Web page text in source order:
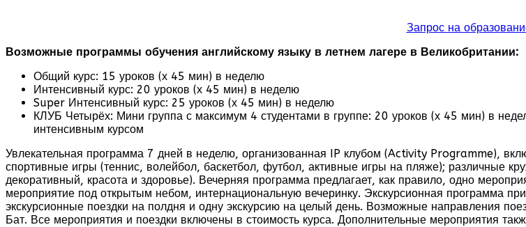
Запрос на
Возможные программы обучения английскому языку в летнем лагере в Великобритании:
Общий курс: 15 уроков (х 45 мин) в неделю
Интенсивный курс: 20 уроков (х 45 мин) в неделю
Super Интенсивный курс: 25 уроков (х 45 мин) в неделю
КЛУБ Четырёх: Мини группа с максимум 4 студентами в группе: 20 уроков (х 45 мин) в
интенсивным курсом
Увлекательная программа 7 дней в неделю, организованная IP клубом (Activity Programme),
спортивные игры (теннис, волейбол, баскетбол, футбол, активные игры на пляже); различные
декоративный, красота и здоровье). Вечерняя программа предлагает, как правило, одно
мероприятие под открытым небом, интернациональную вечеринку. Экскурсионная программа
экскурсионные поездки на полдня и одну экскурсию на целый день. Возможные направления
Бат. Все мероприятия и поездки включены в стоимость курса. Дополнительные мероприятия